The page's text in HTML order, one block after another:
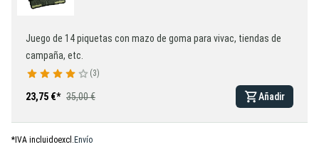
Juego de 14 piquetas con mazo de goma para vivac, tiendas de
campaña, etc.
3
23,75 €* 35,00 € Añadir
* IVA incluidoexcl. Envío